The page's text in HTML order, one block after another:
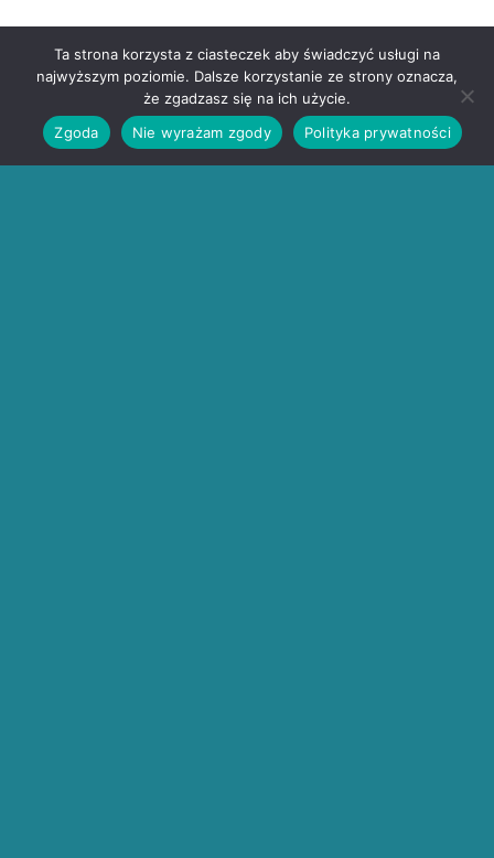
Ta strona korzysta z ciasteczek aby świadczyć usługi na
najwyższym poziomie. Dalsze korzystanie ze strony oznacza,
że zgadzasz się na ich użycie.
Zgoda
Nie wyrażam zgody Polityka prywatności